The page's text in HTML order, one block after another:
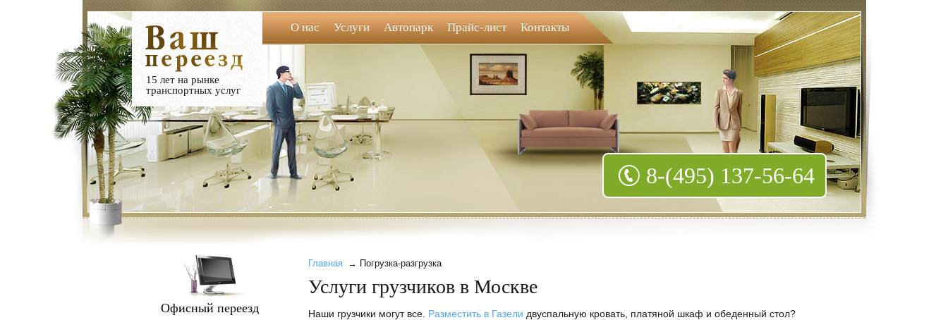
15 лет на рынке
транспортных услуг
О нас Услуги Автопарк Прайс-лист Контакты
8-(495) 137-56-64
Главная → Погрузка-разгрузка
Услуги грузчиков в Москве
Наши грузчики могут все. Разместить в Газели двуспальную кровать, платяной шкаф и обеденный стол?
Офисный переезд